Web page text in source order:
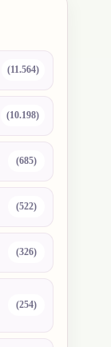
(11.564)
(10.198)
(685)
(522)
(326)
(254)